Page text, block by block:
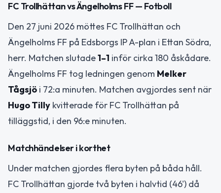
FC Trollhättan vs Ängelholms FF — Fotboll
Den 27 juni 2026 möttes FC Trollhättan och
Ängelholms FF på Edsborgs IP A-plan i Ettan Södra,
herr. Matchen slutade1–1 inför cirka 180 åskådare.
Ängelholms FF tog ledningen genom Melker
Tågsjö i 72:a minuten. Matchen avgjordes sent när
Hugo Tilly kvitterade för FC Trollhättan på
tilläggstid, i den 96:e minuten.
Matchhändelser i korthet
Under matchen gjordes flera byten på båda håll.
FC Trollhättan gjorde två byten i halvtid (46') då